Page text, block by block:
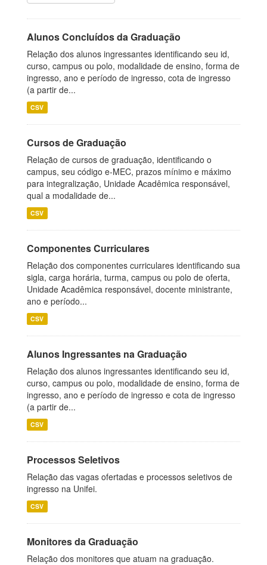
Alunos Concluídos da Graduação
Relação dos alunos ingressantes identificando seu id,
curso, campus ou polo, modalidade de ensino, forma de
ingresso, ano e período de ingresso, cota de ingresso
(a partir de...
CSV
Cursos de Graduação
Relação de cursos de graduação, identificando o
campus, seu código e-MEC, prazos mínimo e máximo
para integralização, Unidade Acadêmica responsável,
qual a modalidade de...
CSV
Componentes Curriculares
Relação dos componentes curriculares identificando sua
sigla, carga horária, turma, campus ou polo de oferta,
Unidade Acadêmica responsável, docente ministrante,
ano e período...
CSV
Alunos Ingressantes na Graduação
Relação dos alunos ingressantes identificando seu id,
curso, campus ou polo, modalidade de ensino, forma de
ingresso, ano e período de ingresso e cota de ingresso
(a partir de...
CSV
Processos Seletivos
Relação das vagas ofertadas e processos seletivos de
ingresso na Unifei.
CSV
Monitores da Graduação
Relação dos monitores que atuam na graduação.